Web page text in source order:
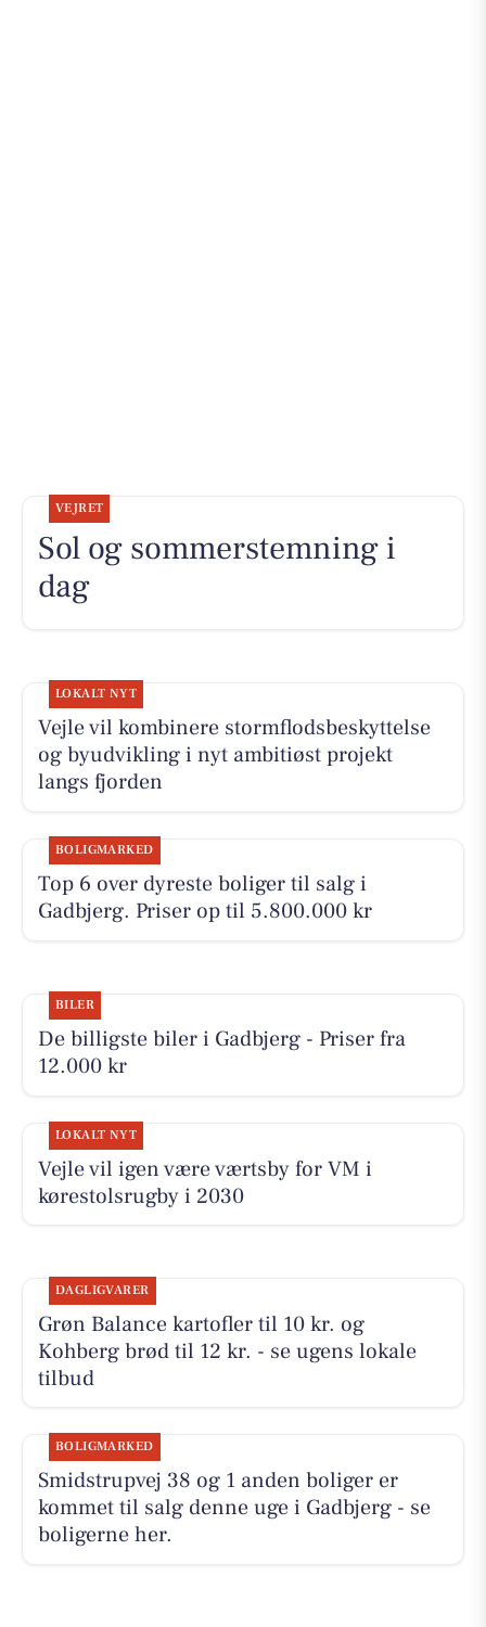
VEJRET
Sol og sommerstemning i
dag
LOKALT NYT
Vejle vil kombinere stormflodsbeskyttelse
og byudvikling i nyt ambitiøst projekt
langs fjorden
BOLIGMARKED
Top 6 over dyreste boliger til salg i
Gadbjerg. Priser op til 5.800.000 kr
BILER
De billigste biler i Gadbjerg - Priser fra
12.000 kr
LOKALT NYT
Vejle vil igen være værtsby for VM i
kørestolsrugby i 2030
DAGLIGVARER
Grøn Balance kartofler til 10 kr. og
Kohberg brød til 12 kr. - se ugens lokale
tilbud
BOLIGMARKED
Smidstrupvej 38 og 1 anden boliger er
kommet til salg denne uge i Gadbjerg - se
boligerne her.